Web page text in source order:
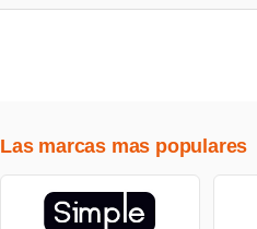
Las marcas mas populares